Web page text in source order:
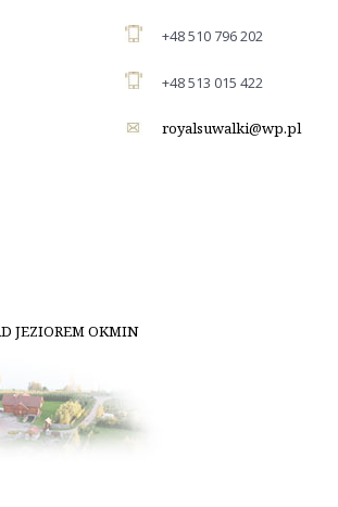
+48 510 796 202
+48 513 015 422
royalsuwalki@wp.pl
JEZIOREM OKMIN